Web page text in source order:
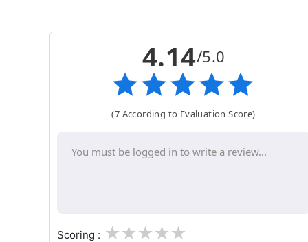
4.14/5.0
(7 According to Evaluation Score)
Scoring : 3
2
1